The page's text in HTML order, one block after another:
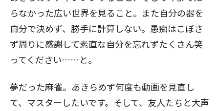
らなかった広い世界を見ること。また自分の器を
自分で決めず、勝手に計算しない。愚痴はこぼさ
ず周りに感謝して素直な自分を忘れずたくさん笑
ってください……と。
夢だった麻雀。あきらめず何度も動画を見直し
て、マスターしたいです。そして、友人たちと大声